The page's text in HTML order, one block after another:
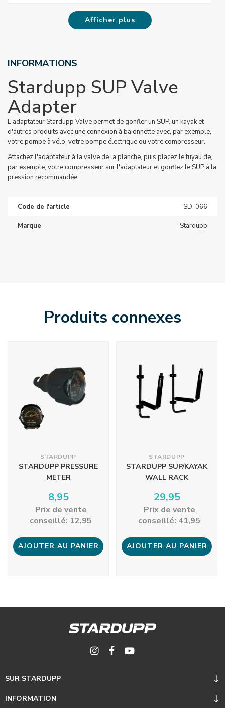
Afficher plus
INFORMATIONS
Stardupp SUP Valve
Adapter
L'adaptateur Stardupp Valve permet de gonfler un SUP, un kayak et
d'autres produits avec une connexion à baïonnette avec, par exemple,
votre pompe à vélo, votre pompe électrique ou votre compresseur.
Attachez l'adaptateur à la valve de la planche, puis placez le tuyau de,
par exemple, votre compresseur sur l'adaptateur et gonflez le SUP à la
pression recommandée.
Code de l'article SD-066
Marque Stardupp
Produits connexes
STARDUPP
STARDUPP PRESSURE
METER
8,95
Prix ​​de vente
conseillé: 12,95
AJOUTER AU PANIER
STARDUPP
STARDUPP SUP/KAYAK
WALL RACK
29,95
Prix ​​de vente
conseillé: 41,95
AJOUTER AU PANIER
SUR STARDUPP
INFORMATION